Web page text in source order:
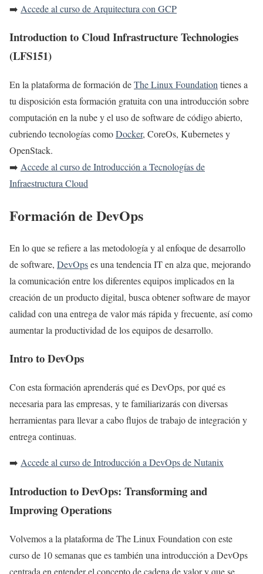
➡️ Accede al curso de Arquitectura con GCP
Introduction to Cloud Infrastructure Technologies
(LFS151)
En la plataforma de formación deThe Linux Foundation tienes a
tu disposición esta formación gratuita con una introducción sobre
computación en la nube y el uso de software de código abierto,
cubriendo tecnologías comoDocker, CoreOs, Kubernetes y
OpenStack.
➡️ Accede al curso de Introducción a Tecnologías de
Infraestructura Cloud
Formación de DevOps
En lo que se refiere a las metodología y al enfoque de desarrollo
de software, DevOpses una tendencia IT en alza que, mejorando
la comunicación entre los diferentes equipos implicados en la
creación de un producto digital, busca obtener software de mayor
calidad con una entrega de valor más rápida y frecuente, así como
aumentar la productividad de los equipos de desarrollo.
Intro to DevOps
Con esta formación aprenderás qué es DevOps, por qué es
necesaria para las empresas, y te familiarizarás con diversas
herramientas para llevar a cabo flujos de trabajo de integración y
entrega continuas.
➡️ Accede al curso de Introducción a DevOps de Nutanix
Introduction to DevOps: Transforming and
Improving Operations
Volvemos a la plataforma de The Linux Foundation con este
curso de 10 semanas que es también una introducción a DevOps
centrada en entender el concepto de cadena de valor y que se